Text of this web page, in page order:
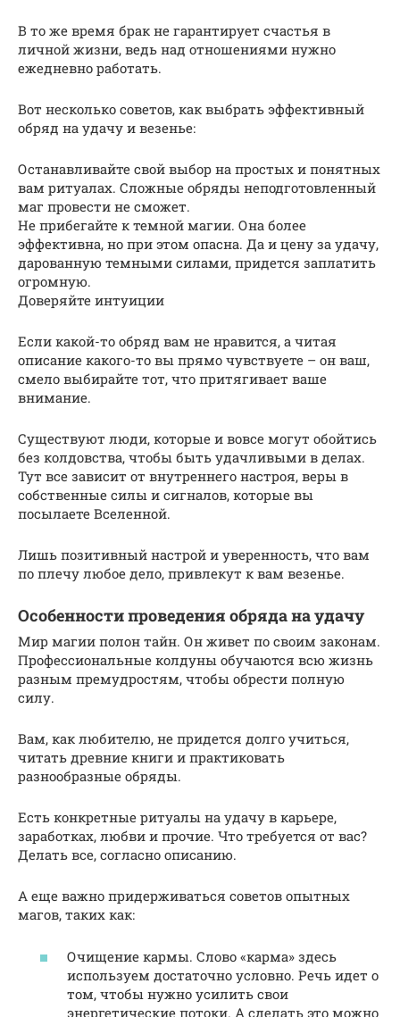
В то же время брак не гарантирует счастья в
личной жизни, ведь над отношениями нужно
ежедневно работать.
Вот несколько советов, как выбрать эффективный
обряд на удачу и везенье:
Останавливайте свой выбор на простых и понятных
вам ритуалах. Сложные обряды неподготовленный
маг провести не сможет.
Не прибегайте к темной магии. Она более
эффективна, но при этом опасна. Да и цену за удачу,
дарованную темными силами, придется заплатить
огромную.
Доверяйте интуиции
Если какой-то обряд вам не нравится, а читая
описание какого-то вы прямо чувствуете – он ваш,
смело выбирайте тот, что притягивает ваше
внимание.
Существуют люди, которые и вовсе могут обойтись
без колдовства, чтобы быть удачливыми в делах.
Тут все зависит от внутреннего настроя, веры в
собственные силы и сигналов, которые вы
посылаете Вселенной.
Лишь позитивный настрой и уверенность, что вам
по плечу любое дело, привлекут к вам везенье.
Особенности проведения обряда на удачу
Мир магии полон тайн. Он живет по своим законам.
Профессиональные колдуны обучаются всю жизнь
разным премудростям, чтобы обрести полную
силу.
Вам, как любителю, не придется долго учиться,
читать древние книги и практиковать
разнообразные обряды.
Есть конкретные ритуалы на удачу в карьере,
заработках, любви и прочие. Что требуется от вас?
Делать все, согласно описанию.
А еще важно придерживаться советов опытных
магов, таких как:
Очищение кармы. Слово «карма» здесь
используем достаточно условно. Речь идет о
том, чтобы нужно усилить свои
энергетические потоки. А сделать это можно